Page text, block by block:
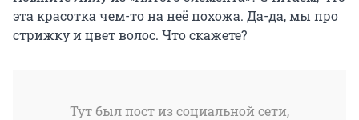
эта красотка чем-то на неё похожа. Да-да, мы про
стрижку и цвет волос. Что скажете?
Тут был пост из социальной сети,